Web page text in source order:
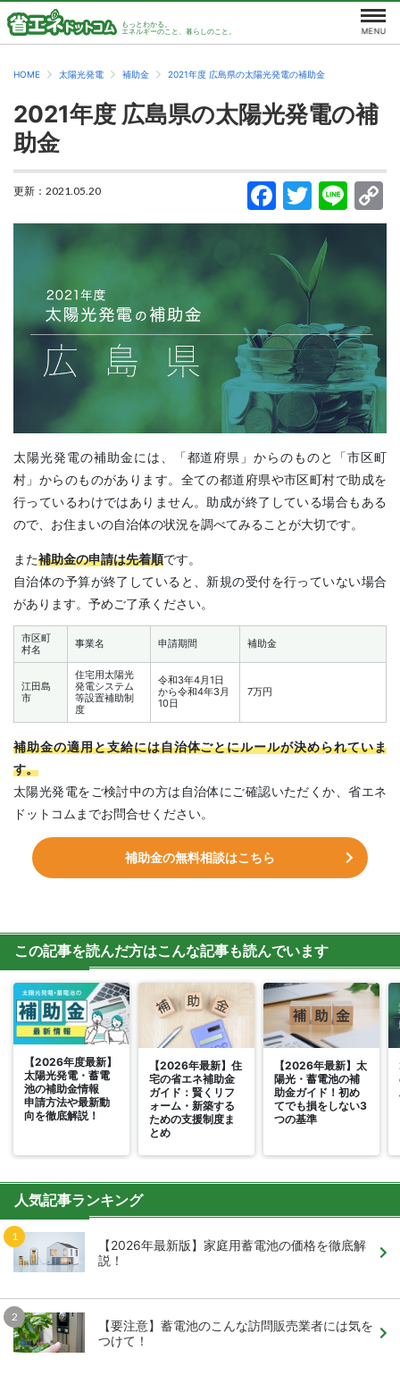
もっとわかる。
エネルギーのこと、暮らしのこと。
HOME 太陽光発電 補助金 2021年度 広島県の太陽光発電の補助金
2021年度 広島県の太陽光発電の補
助金
更新： 2021.05.20
太陽光発電の補助金には、「都道府県」からのものと「市区町
村」からのものがあります。全ての都道府県や市区町村で助成を
行っているわけではありません。助成が終了している場合もある
ので、お住まいの自治体の状況を調べてみることが大切です。
また補助金の申請は先着順です。
自治体の予算が終了していると、新規の受付を行っていない場合
があります。予めご了承ください。
市区町
村名
事業名 申請期間 補助金
江田島
市
住宅用太陽光
発電システム
等設置補助制
度
令和3年4月1日
から令和4年3月
10日
7万円
補助金の適用と支給には自治体ごとにルールが決められていま
す。
太陽光発電をご検討中の方は自治体にご確認いただくか、省エネ
ドットコムまでお問合せください。
補助金の無料相談はこちら
この記事を読んだ方はこんな記事も読んでいます
【2026年度最新】
太陽光発電・蓄電
池の補助金情報
申請方法や最新動
向を徹底解説！
【2026年最新】住
宅の省エネ補助金
ガイド：賢くリフ
ォーム・新築する
ための支援制度ま
とめ
【2026年最新】太
陽光・蓄電池の補
助金ガイド！初め
てでも損をしない3
つの基準
人気記事ランキング
【2026年最新版】家庭用蓄電池の価格を徹底解
説！
【要注意】蓄電池のこんな訪問販売業者には気を
つけて！